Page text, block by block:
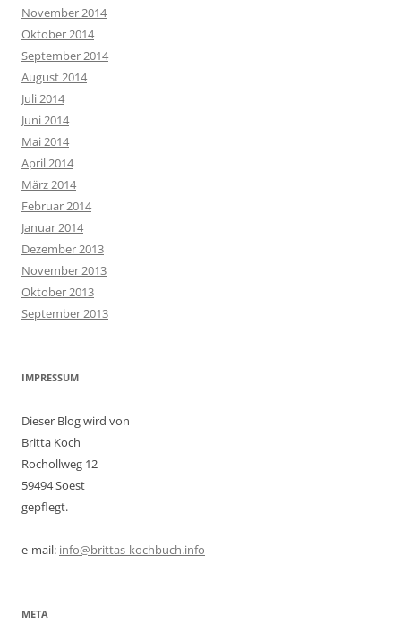
November 2014
Oktober 2014
September 2014
August 2014
Juli 2014
Juni 2014
Mai 2014
April 2014
März 2014
Februar 2014
Januar 2014
Dezember 2013
November 2013
Oktober 2013
September 2013
IMPRESSUM
Dieser Blog wird von
Britta Koch
Rochollweg 12
59494 Soest
gepflegt.
e-mail: info@brittas-kochbuch.info
META